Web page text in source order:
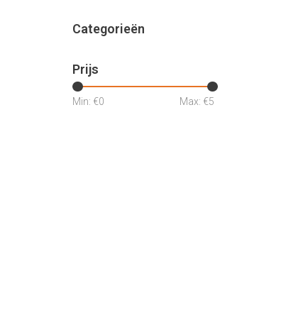
Categorieën
Prijs
Min: €0 Max: €5